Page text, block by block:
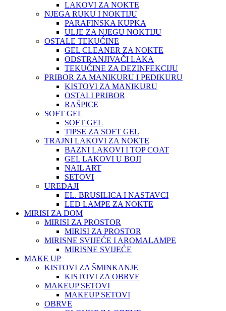
LAKOVI ZA NOKTE
NJEGA RUKU I NOKTIJU
PARAFINSKA KUPKA
ULJE ZA NJEGU NOKTIJU
OSTALE TEKUĆINE
GEL CLEANER ZA NOKTE
ODSTRANJIVAČI LAKA
TEKUĆINE ZA DEZINFEKCIJU
PRIBOR ZA MANIKURU I PEDIKURU
KISTOVI ZA MANIKURU
OSTALI PRIBOR
RAŠPICE
SOFT GEL
SOFT GEL
TIPSE ZA SOFT GEL
TRAJNI LAKOVI ZA NOKTE
BAZNI LAKOVI I TOP COAT
GEL LAKOVI U BOJI
NAIL ART
SETOVI
UREĐAJI
EL. BRUSILICA I NASTAVCI
LED LAMPE ZA NOKTE
MIRISI ZA DOM
MIRISI ZA PROSTOR
MIRISI ZA PROSTOR
MIRISNE SVIJEĆE I AROMALAMPE
MIRISNE SVIJEĆE
MAKE UP
KISTOVI ZA ŠMINKANJE
KISTOVI ZA OBRVE
MAKEUP SETOVI
MAKEUP SETOVI
OBRVE